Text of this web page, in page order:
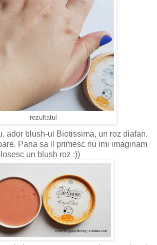
rezultatul
ador blush-ul Biotissima, un roz diafan,
Pana sa il primesc nu imi imaginam
un blush roz :))